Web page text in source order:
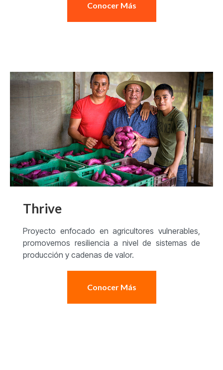
Conocer Más
Thrive
Proyecto enfocado en agricultores vulnerables,
promovemos resiliencia a nivel de sistemas de
producción y cadenas de valor.
Conocer Más